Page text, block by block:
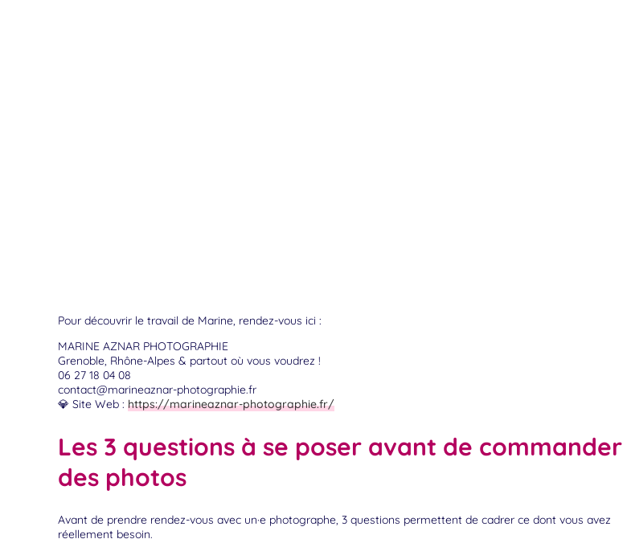
Pour découvrir le travail de Marine, rendez-vous ici :
MARINE AZNAR PHOTOGRAPHIE
Grenoble, Rhône-Alpes & partout où vous voudrez !
06 27 18 04 08
contact@marineaznar-photographie.fr
💎 Site Web : https://marineaznar-photographie.fr/
Les 3 questions à se poser avant de commander
des photos
Avant de prendre rendez-vous avec un·e photographe, 3 questions permettent de cadrer ce dont vous avez
réellement besoin.